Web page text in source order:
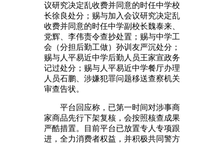
议研究决定乱收费并同意的时任中学校
长徐良处分；赐与加入会议研究决定乱
收费并同意的时任中学副校长魏泰来、
党辉、李伟责令查抄处置；赐与中学工
会（分担后勤工做）孙训友严沉处分；
赐与人平易近中学后勤人员王家宣政务
记过处分；赐与人平易近中学餐厅办理
人员石鹏、涉嫌犯罪问题移送查察机关
审查告状。
平台回应称，已第一时间对涉事商
家商品先行下架复核，会按照核查成果
严酷措置。目前平台已放置专人专项跟
进，全力消费者权益，并积极共同警方